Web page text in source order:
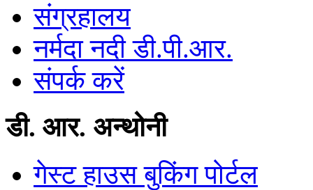
संग्रहालय
नर्मदा नदी डी.पी.आर.
संपर्क करें
डी. आर. अन्थोनी
गेस्ट हाउस बुकिंग पोर्टल